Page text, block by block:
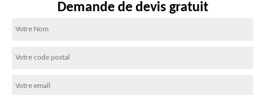
Demande de devis gratuit